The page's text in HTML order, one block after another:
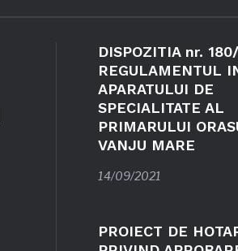
DISPOZITIA nr.
REGULAMENTUL
APARATULUI DE
SPECIALITATE AL
PRIMARULUI
VANJU MARE
14/09/2021
PROIECT DE